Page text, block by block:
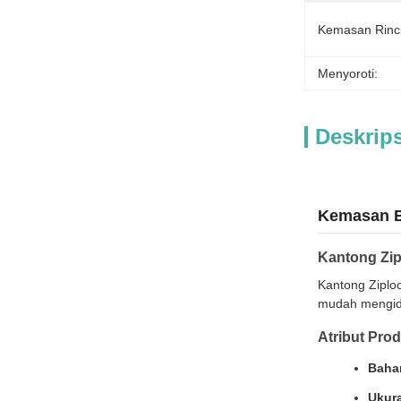
Kemasan
Menyoroti:
Kemasan
Kantong
Kantong
mudah
Atribut